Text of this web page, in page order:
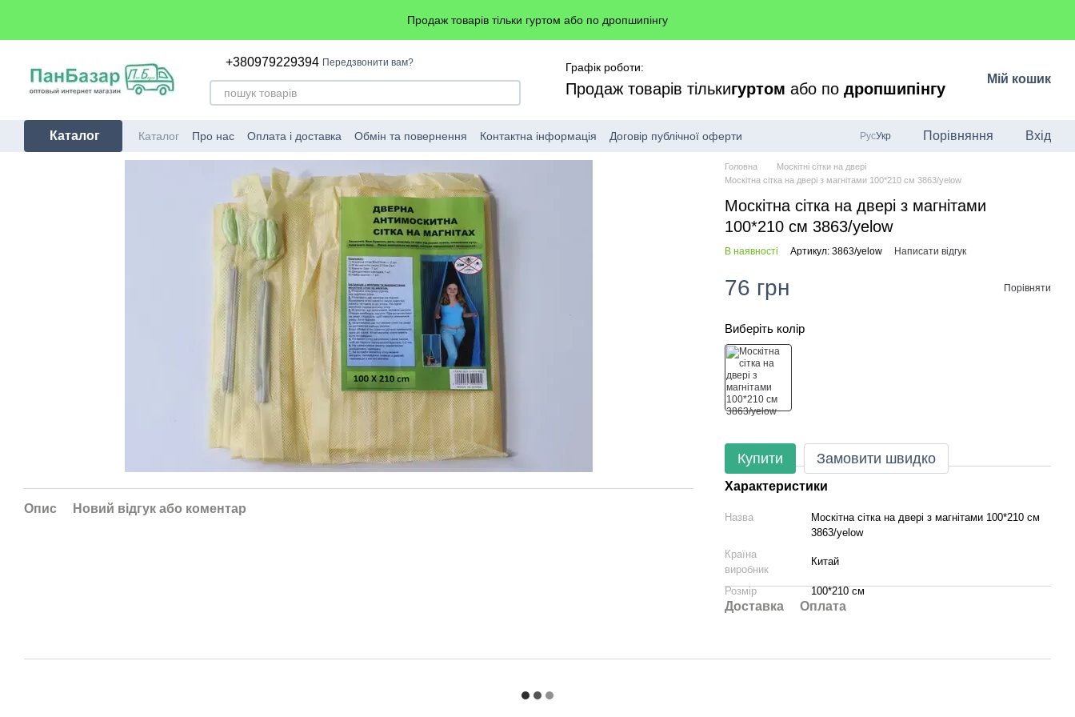
Продаж товарів тільки гуртом або по дропшипінгу
+380979229394 Передзвонити вам? Графік роботи:
Продаж товарів тількигуртом або по дропшипінгу
Мій кошик
Каталог Каталог Про нас Оплата і доставка Обмін та повернення Контактна інформація Договір публічної оферти РусУкр Порівняння Вхід
Опис Новий відгук або коментар
Головна
Москітні сітки на двері
Москітна сітка на двері з магнітами 100*210 см 3863/yelow
Москітна сітка на двері з магнітами
100*210 см 3863/yelow
В наявності Артикул: 3863/yelow Написати відгук
76 грн Порівняти
Виберіть колір
Купити Замовити швидко
Характеристики
Назва
Москітна сітка на двері з магнітами 100*210 см
3863/yelow
Країна
виробник
Китай
Розмір 100*210 см
Доставка Оплата